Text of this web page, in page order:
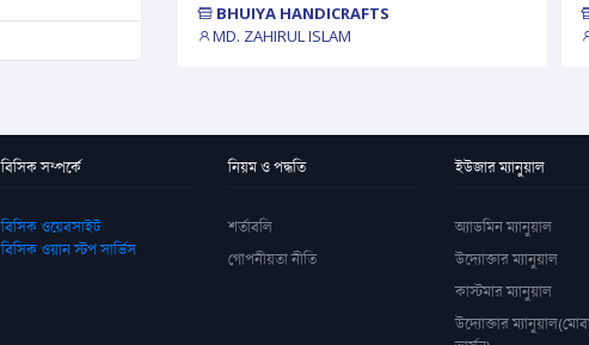
BHUIYA HANDICRAFTS
MD. ZAHIRUL ISLAM
বিসিক সম্পর্কে
বিসিক ওয়েবসাইট
বিসিক ওয়ান স্টপ সার্ভিস
নিয়ম ও পদ্ধতি
শর্তাবলি
গোপনীয়তা নীতি
ইউজার ম্যানুয়াল
অ্যাডমিন ম্যানুয়াল
উদ্যোক্তার ম্যানুয়াল
কাস্টমার ম্যানুয়াল
উদ্যোক্তার